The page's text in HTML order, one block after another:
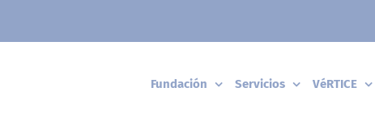
Fundación Servicios VéRTICE